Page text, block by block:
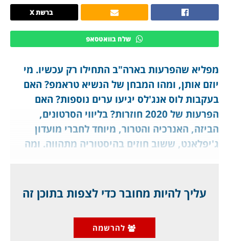
ברשת X
שלח בוואטסאפ
מפליא שהפרעות בארה"ב התחילו רק עכשיו. מי
יוזם אותן, ומהו המבחן של הנשיא טראמפ? האם
בעקבות לוס אנג'לס יגיעו ערים נוספות? האם
הפרעות של 2020 חוזרות? בליווי הסרטונים,
הביזה, האנרכיה והטרור, מיוחד לחברי מועדון
ג'יפלאנט, ששוב חוזים בהיסטוריה מתהווה. ומה
יותר, אך נראה שההלם בבחירת הנשיא טראמפ
ברוב גדול היה גדול מידי, והוא גם נתפס כחזק מידי
ומאיים. אך הפיאסקו עם אילון מאסק (שלא מפתיע
עליך להיות מחובר כדי לצפות בתוכן זה
להרשמה